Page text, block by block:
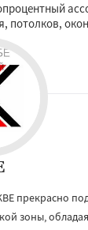
потолков,
прекрасно
зоны, обладая